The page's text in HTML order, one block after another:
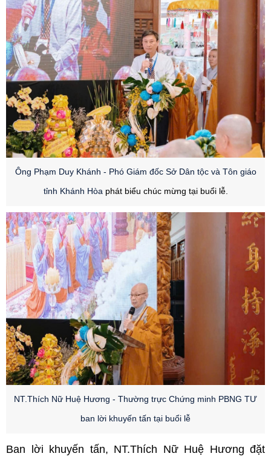
Ông Phạm Duy Khánh - Phó Giám đốc Sở Dân tộc và Tôn giáo
tỉnh Khánh Hòa phát biểu chúc mừng tại buổi lễ.
NT.Thích Nữ Huệ Hương - Thường trực Chứng minh PBNG TƯ
ban lời khuyến tấn tại buổi lễ
Ban lời khuyến tấn, NT.Thích Nữ Huệ Hương đặt